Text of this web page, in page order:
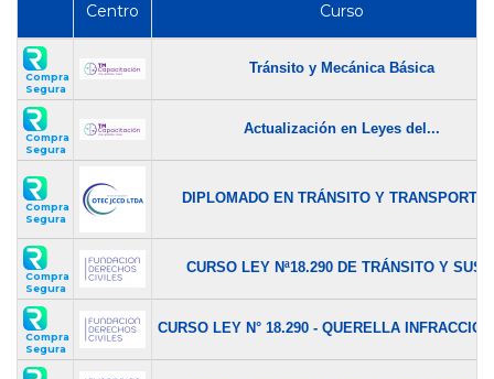
Centro Curso
Compra
Segura
Tránsito y Mecánica Básica
Compra
Segura
Actualización en Leyes del...
Compra
Segura
DIPLOMADO EN TRÁNSITO Y
Compra
Segura
CURSO LEY Nª18.290 DE TRÁNSITO Y
Compra
Segura
CURSO LEY N° 18.290 - QUERELLA